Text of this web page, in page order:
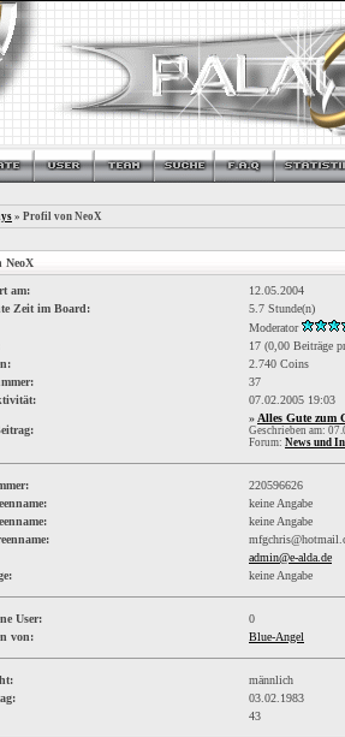
» Profil von NeoX
NeoX
am:
12.05.2004
Zeit im Board:
5.7 Stunde(n)
Moderator
17 (0,00 Beiträge
2.740 Coins
37
07.02.2005 19:03
» Alles Gute zum
Geschrieben am:
Forum: News und
220596626
keine Angabe
keine Angabe
admin@e-alda.de
keine Angabe
User:
0
von:
Blue-Angel
männlich
03.02.1983
43